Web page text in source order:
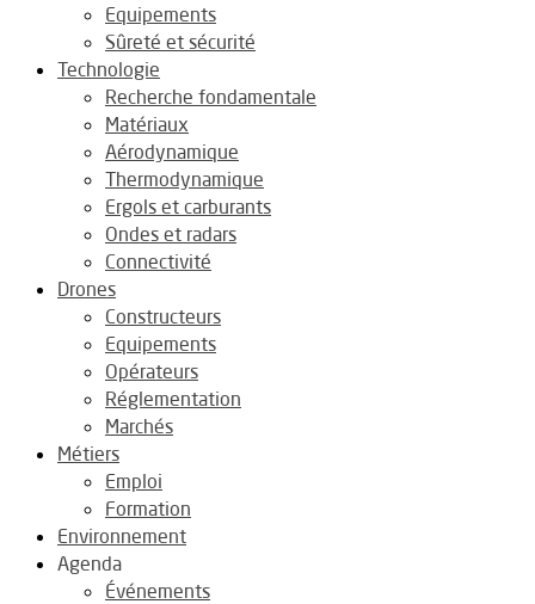
Equipements
Sûreté et sécurité
Technologie
Recherche fondamentale
Matériaux
Aérodynamique
Thermodynamique
Ergols et carburants
Ondes et radars
Connectivité
Drones
Constructeurs
Equipements
Opérateurs
Réglementation
Marchés
Métiers
Emploi
Formation
Environnement
Agenda
Événements